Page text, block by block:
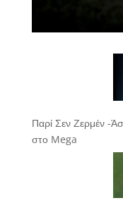
Παρί Σεν Ζερμέν -
στο Mega